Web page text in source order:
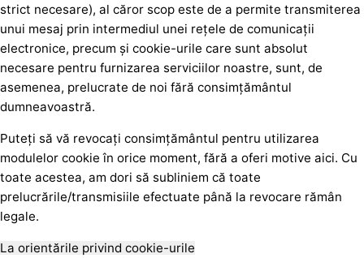
strict necesare), al căror scop este de a permite transmiterea
unui mesaj prin intermediul unei rețele de comunicații
electronice, precum și cookie-urile care sunt absolut
necesare pentru furnizarea serviciilor noastre, sunt, de
asemenea, prelucrate de noi fără consimțământul
dumneavoastră.
Puteți să vă revocați consimțământul pentru utilizarea
modulelor cookie în orice moment, fără a oferi motive aici. Cu
toate acestea, am dori să subliniem că toate
prelucrările/transmisiile efectuate până la revocare rămân
legale.
La orientările privind cookie-urile